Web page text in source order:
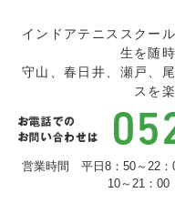
インドアテニススクー
生を随
守山、春日井、瀬戸、
スを
営業時間 平日8：50～22：
10～21：